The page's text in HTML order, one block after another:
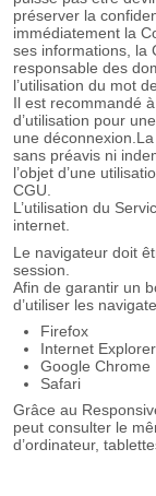
préserver la
immédiatement la
ses informations, la
responsable des
l’utilisation du mot
Il est recommandé
d’utilisation pour
une
sans préavis ni
l’objet d’une
CGU.
L’utilisation du
internet.
Le navigateur doit
session.
Afin de garantir un
d’utiliser les
Firefox
Internet Explorer
Google Chrome
Safari
Grâce au
peut consulter le
d’ordinateur,